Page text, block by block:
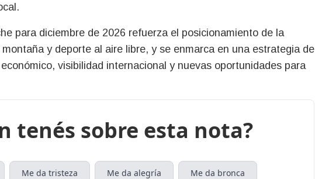
para diciembre de 2026 refuerza el posicionamiento de la
y deporte al aire libre, y se enmarca en una estrategia de
visibilidad internacional y nuevas oportunidades para
tenés sobre esta nota?
Me da tristeza Me da alegría Me da bronca